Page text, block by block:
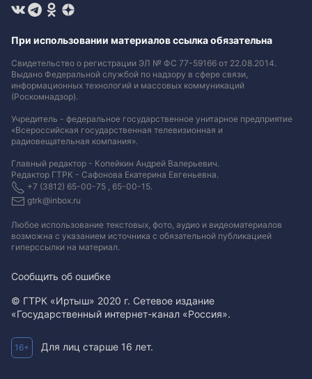
При использовании материалов ссылка обязательна
Свидетельство о регистрации ЭЛ № ФС 77-59166 от 22.08.2014.
Выдано Федеральной службой по надзору в сфере связи,
информационных технологий и массовых коммуникаций
(Роскомнадзор).
Учредитель - федеральное государственное унитарное предприятие
«Всероссийская государственная телевизионная и
радиовещательная компания».
Главный редактор - Копейкин Андрей Валерьевич.
Редактор ГТРК - Сафонова Екатерина Евгеньевна.
+7 (3812) 65-00-75 , 65-00-15.
gtrk@inbox.ru
Любое использование текстовых, фото, аудио и видеоматериалов
возможна с указанием источника с обязательной публикацией
гиперссылки на материал.
Сообщить об ошибке
© ГТРК «Иртыш» 2020 г. Сетевое издание
«Государственный интернет-канал «Россия».
16+ Для лиц старше 16 лет.